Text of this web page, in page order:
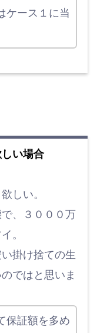
ケース１に当
しい場合
しい。
、３０００万
。
掛け捨ての生
ではと思いま
保証額を多め